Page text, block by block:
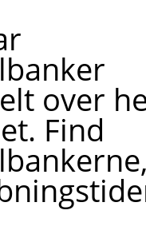
over
Find